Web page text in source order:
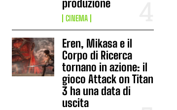
produzione
CINEMA
Eren, Mikasa e il
Corpo di Ricerca
tornano in azione: il
gioco Attack on Titan
3 ha una data di
uscita